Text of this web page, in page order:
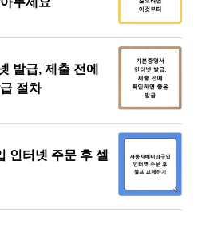
발급, 제출 전에
절차
인터넷 주문 후 셀